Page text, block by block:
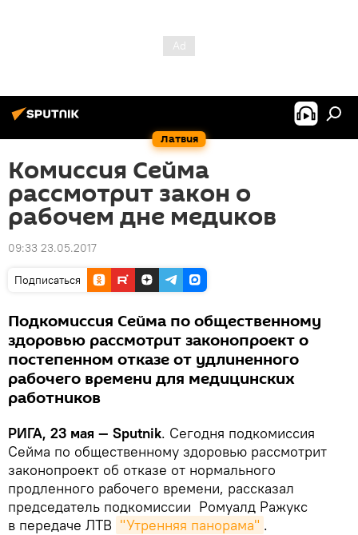
Латвия
Комиссия Сейма
рассмотрит закон о
рабочем дне медиков
09:33 23.05.2017
Подписаться
Подкомиссия Сейма по общественному
здоровью рассмотрит законопроект о
постепенном отказе от удлиненного
рабочего времени для медицинских
работников
РИГА, 23 мая — Sputnik. Сегодня подкомиссия
Сейма по общественному здоровью рассмотрит
законопроект об отказе от нормального
продленного рабочего времени, рассказал
председатель подкомиссии Ромуалд Ражукс
в передаче ЛТВ "Утренняя панорама" .